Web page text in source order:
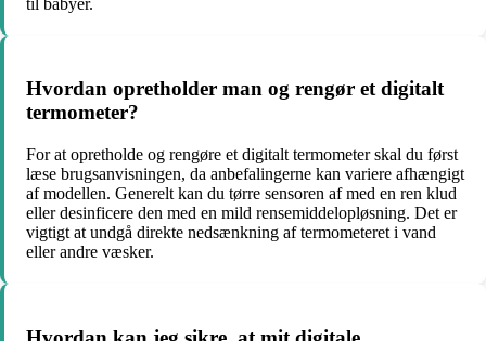
Hvordan opretholder man og rengør et digitalt
termometer?
For at opretholde og rengøre et digitalt termometer skal du først
læse brugsanvisningen, da anbefalingerne kan variere afhængigt
af modellen. Generelt kan du tørre sensoren af med en ren klud
eller desinficere den med en mild rensemiddelopløsning. Det er
vigtigt at undgå direkte nedsænkning af termometeret i vand
eller andre væsker.